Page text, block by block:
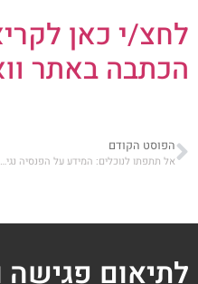
לחצ/י כאן
הכתבה באתר
הפוסט הקודם
אל תתפתו לנוכלים: המידע על הפנסיה נגיש לכולם
לתיאום פגישה